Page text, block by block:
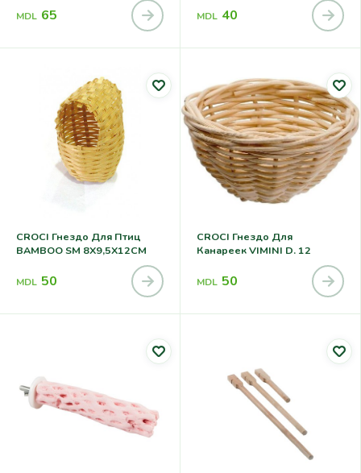
MDL 65 MDL 40
CROCI Гнездо Для Птиц
BAMBOO SM 8X9,5X12CM
MDL 50
CROCI Гнездо Для
Канареек VIMINI D. 12
MDL 50